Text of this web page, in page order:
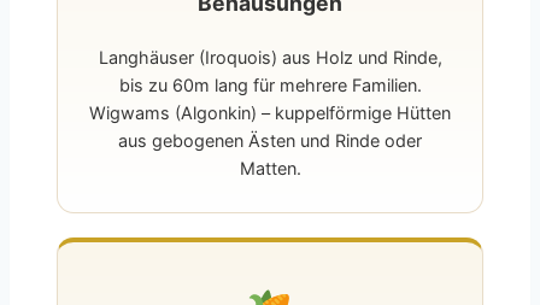
Langhäuser (Iroquois) aus Holz und Rinde,
bis zu 60m lang für mehrere Familien.
Wigwams (Algonkin) – kuppelförmige Hütten
aus gebogenen Ästen und Rinde oder
Matten.